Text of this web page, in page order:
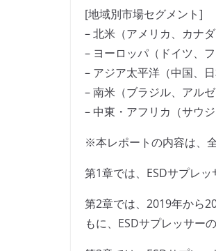
[地域別市場セグメント]
– 北米（アメリカ、カナダ
– ヨーロッパ（ドイツ、
– アジア太平洋（中国、
– 南米（ブラジル、アル
– 中東・アフリカ（サウ
※本レポートの内容は、
第1章では、ESDサプレ
第2章では、2019年から
もに、ESDサプレッサー